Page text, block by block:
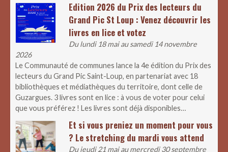
Edition 2026 du Prix des lecteurs du
Grand Pic St Loup : Venez découvrir les
livres en lice et votez
Du lundi 18 mai au samedi 14 novembre
2026
Le Communauté de communes lance la 4e édition du Prix des
lecteurs du Grand Pic Saint-Loup, en partenariat avec 18
bibliothèques et médiathèques du territoire, dont celle de
Guzargues. 3 livres sont en lice : à vous de voter pour celui
que vous préférez ! Les livres sont déjà disponibles…
Et si vous preniez un moment pour vous
? Le stretching du mardi vous attend
Du jeudi 21 mai au mercredi 30 septembre